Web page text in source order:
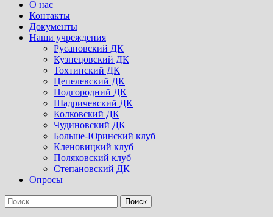
Menu
О нас
Контакты
Документы
Наши учреждения
Русановский ДК
Кузнецовский ДК
Тохтинский ДК
Цепелевский ДК
Подгородний ДК
Шадричевский ДК
Колковский ДК
Чудиновский ДК
Больше-Юринский клуб
Кленовицкий клуб
Поляковский клуб
Степановский ДК
Опросы
Найти: